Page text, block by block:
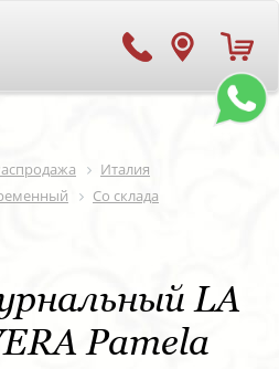
Италия
Со склада
LA
Pamela